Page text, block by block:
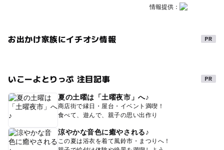
情報提供：
お出かけ家族にイチオシ情報
いこーよとりっぷ 注目記事
夏の土曜は「土曜夜市」へ♪
商店街で縁日・屋台・イベント満喫！
食べて、遊んで、親子の思い出作り
涼やかな音色に癒やされる♪
この夏は浴衣を着て風鈴市・まつりへ！